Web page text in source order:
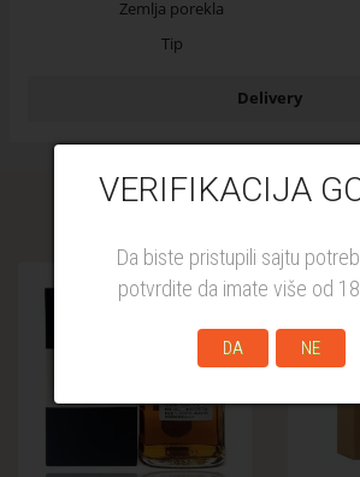
VERIFIKACIJA
Da biste pristupili sajtu
potvrdite da imate više od 18
DA NE
Zemlja porekla
Tip
Delivery